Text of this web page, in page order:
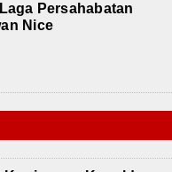
Persahabatan
Nice